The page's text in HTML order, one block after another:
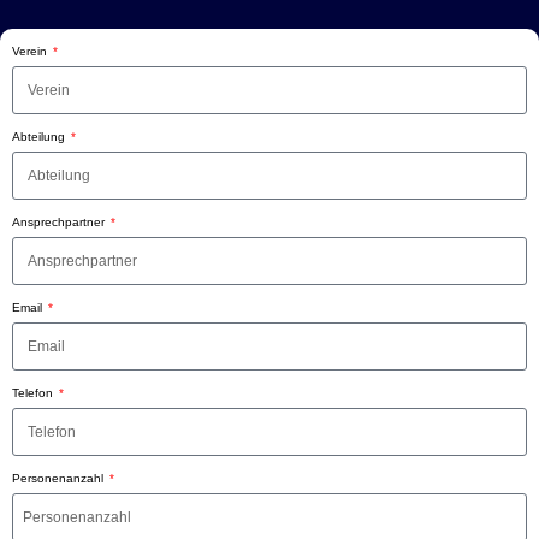
Verein
Abteilung
Ansprechpartner
Email
Telefon
Personenanzahl